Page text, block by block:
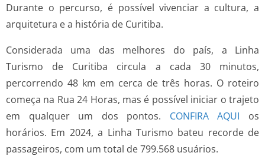
Durante o percurso, é possível vivenciar a cultura, a
arquitetura e a história de Curitiba.
Considerada uma das melhores do país, a Linha
Turismo de Curitiba circula a cada 30 minutos,
percorrendo 48 km em cerca de três horas. O roteiro
começa na Rua 24 Horas, mas é possível iniciar o trajeto
em qualquer um dos pontos. CONFIRA AQUI os
horários. Em 2024, a Linha Turismo bateu recorde de
passageiros, com um total de 799.568 usuários.